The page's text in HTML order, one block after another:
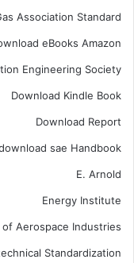
Association Standard
eBooks Amazon
Engineering Society
Download Kindle Book
Download Report
sae Handbook
E. Arnold
Energy Institute
Aerospace Industries
Standardization